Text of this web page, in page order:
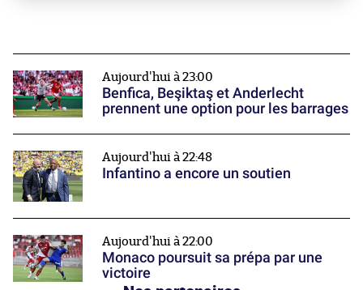
Aujourd'hui à 23:00
Benfica, Beşiktaş et Anderlecht
prennent une option pour les barrages
Aujourd'hui à 22:48
Infantino a encore un soutien
Aujourd'hui à 22:00
Monaco poursuit sa prépa par une
victoire